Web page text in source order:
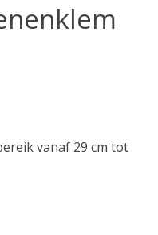
vanaf 29 cm tot